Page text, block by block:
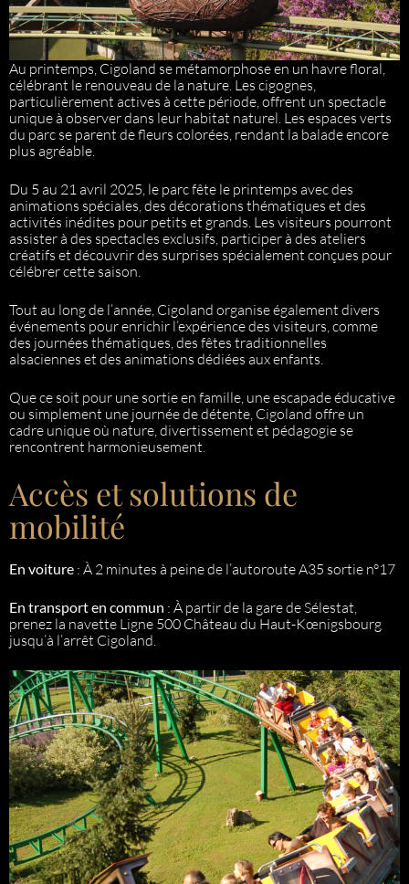
Au printemps, Cigoland se métamorphose en un havre floral,
célébrant le renouveau de la nature. Les cigognes,
particulièrement actives à cette période, offrent un spectacle
unique à observer dans leur habitat naturel. Les espaces verts
du parc se parent de fleurs colorées, rendant la balade encore
plus agréable.
Du 5 au 21 avril 2025, le parc fête le printemps avec des
animations spéciales, des décorations thématiques et des
activités inédites pour petits et grands. Les visiteurs pourront
assister à des spectacles exclusifs, participer à des ateliers
créatifs et découvrir des surprises spécialement conçues pour
célébrer cette saison.
Tout au long de l’année, Cigoland organise également divers
événements pour enrichir l’expérience des visiteurs, comme
des journées thématiques, des fêtes traditionnelles
alsaciennes et des animations dédiées aux enfants.
Que ce soit pour une sortie en famille, une escapade éducative
ou simplement une journée de détente, Cigoland offre un
cadre unique où nature, divertissement et pédagogie se
rencontrent harmonieusement.
Accès et solutions de
mobilité
En voiture : À 2 minutes à peine de l’autoroute A35 sortie n°17
En transport en commun : À partir de la gare de Sélestat,
prenez la navette Ligne 500 Château du Haut-Kœnigsbourg
jusqu’à l’arrêt Cigoland.